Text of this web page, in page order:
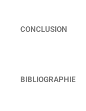
CONCLUSION
BIBLIOGRAPHIE